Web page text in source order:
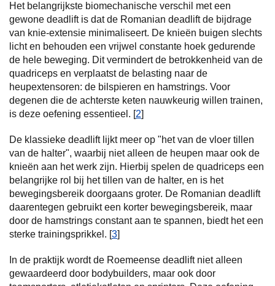
Het belangrijkste biomechanische verschil met een
gewone deadlift is dat de Romanian deadlift de bijdrage
van knie-extensie minimaliseert. De knieën buigen slechts
licht en behouden een vrijwel constante hoek gedurende
de hele beweging. Dit vermindert de betrokkenheid van de
quadriceps en verplaatst de belasting naar de
heupextensoren: de bilspieren en hamstrings. Voor
degenen die de achterste keten nauwkeurig willen trainen,
is deze oefening essentieel. [2]
De klassieke deadlift lijkt meer op "het van de vloer tillen
van de halter", waarbij niet alleen de heupen maar ook de
knieën aan het werk zijn. Hierbij spelen de quadriceps een
belangrijke rol bij het tillen van de halter, en is het
bewegingsbereik doorgaans groter. De Romanian deadlift
daarentegen gebruikt een korter bewegingsbereik, maar
door de hamstrings constant aan te spannen, biedt het een
sterke trainingsprikkel. [3]
In de praktijk wordt de Roemeense deadlift niet alleen
gewaardeerd door bodybuilders, maar ook door